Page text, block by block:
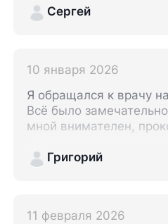
еще! Клиника удобно
работой, есть
Сергей
10 января 2026
Я обращался к врачу
Всё было
мной внимателен,
Сейчас я жду
Григорий
11 февраля 2026